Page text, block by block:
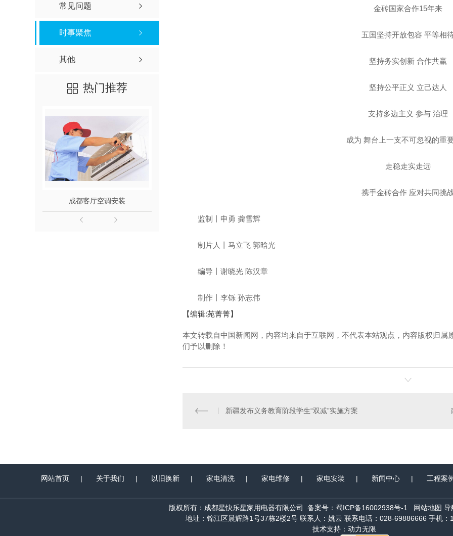
常见问题
时事聚焦
其他
热门推荐
成都客厅空调安装
金砖国家合作15年来
五国坚持开放包容 平等相
坚持务实创新 合作共赢
坚持公平正义 立己达人
支持多边主义 参与 治理
成为 舞台上一支不可忽视的重
走稳走实走远
携手金砖合作 应对共同挑
监制丨申勇 龚雪辉
制片人丨马立飞 郭晗光
编导丨谢晓光 陈汉章
制作丨李铄 孙志伟
【编辑:苑菁菁】
本文转载自中国新闻网，内容均来自于互联网，不代表本站观点，内容版权归
们予以删除！
新疆发布义务教育阶段学生“双减”实施方案
网站首页 | 关于我们 | 以旧换新 | 家电清洗 | 家电维修 | 家电安装 | 新闻中心 | 工程案例
版权所有：成都星快乐星家用电器有限公司 备案号： 蜀ICP备16002938号-1 网站地图 导
地址：锦江区晨辉路1号37栋2楼2号 联系人：姚云 联系电话：028-69886666 手机：
技术支持： 动力无限